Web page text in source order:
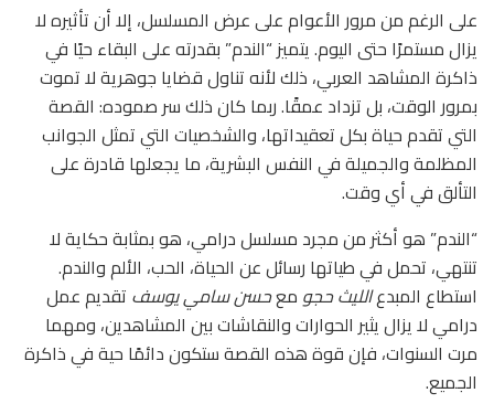
على الرغم من مرور الأعوام على عرض المسلسل، إلا أن تأثيره لا
يزال مستمرًا حتى اليوم. يتميز “الندم” بقدرته على البقاء حيًا في
ذاكرة المشاهد العربي، ذلك لأنه تناول قضايا جوهرية لا تموت
بمرور الوقت، بل تزداد عمقًا. ربما كان ذلك سر صموده: القصة
التي تقدم حياة بكل تعقيداتها، والشخصيات التي تمثل الجوانب
المظلمة والجميلة في النفس البشرية، ما يجعلها قادرة على
التألق في أي وقت.
“الندم” هو أكثر من مجرد مسلسل درامي، هو بمثابة حكاية لا
تنتهي، تحمل في طياتها رسائل عن الحياة، الحب، الألم والندم.
استطاع المبدعالليث حجومعحسن سامي يوسف تقديم عمل
درامي لا يزال يثير الحوارات والنقاشات بين المشاهدين، ومهما
مرت السنوات، فإن قوة هذه القصة ستكون دائمًا حية في ذاكرة
الجميع.